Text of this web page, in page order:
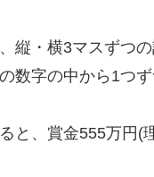
縦・横3マスずつ
数字の中から1つず
と、 賞金555万円(